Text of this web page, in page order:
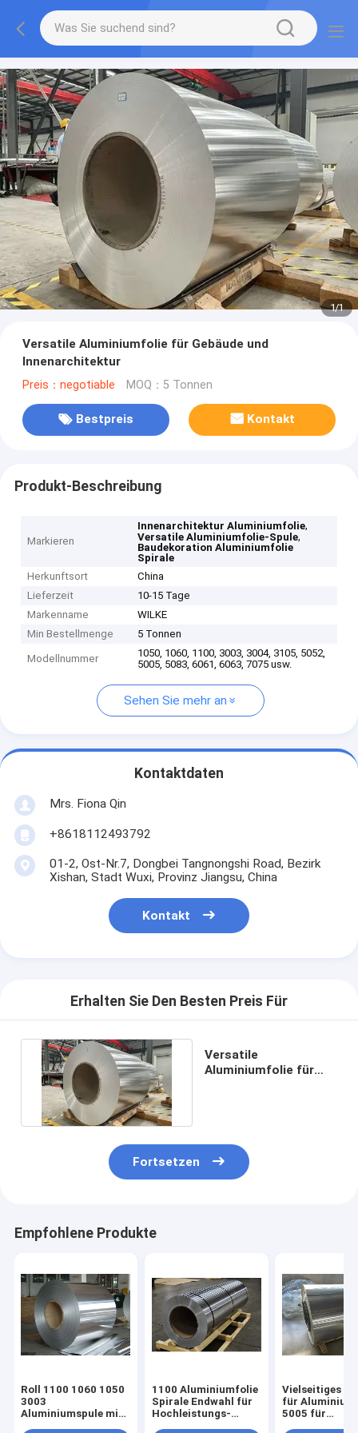
1/1
Versatile Aluminiumfolie für Gebäude und
Innenarchitektur
Preis：negotiable MOQ：5 Tonnen
Bestpreis Kontakt
Produkt-Beschreibung
Markieren
Innenarchitektur Aluminiumfolie,
Versatile Aluminiumfolie-Spule,
Baudekoration Aluminiumfolie
Spirale
Herkunftsort
China
Lieferzeit
10-15 Tage
Markenname
WILKE
Min Bestellmenge
5 Tonnen
Modellnummer
1050, 1060, 1100, 3003, 3004, 3105, 5052,
5005, 5083, 6061, 6063, 7075 usw.
Sehen Sie mehr an
Kontaktdaten
Mrs. Fiona Qin
+8618112493792
01-2, Ost-Nr.7, Dongbei Tangnongshi Road, Bezirk
Xishan, Stadt Wuxi, Provinz Jiangsu, China
Kontakt
Erhalten Sie Den Besten Preis Für
Versatile
Aluminiumfolie für
Fortsetzen
Empfohlene Produkte
Roll 1100 1060 1050
3003
Aluminiumspule mit
1100 Aluminiumfolie
Spirale Endwahl für
Hochleistungs-
Vielseitiges
für
5005 für